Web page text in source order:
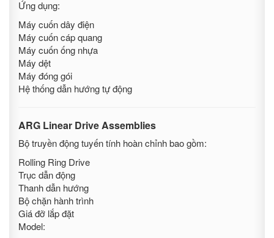
Ứng dụng:
Máy cuốn dây điện
Máy cuốn cáp quang
Máy cuốn ống nhựa
Máy dệt
Máy đóng gói
Hệ thống dẫn hướng tự động
ARG Linear Drive Assemblies
Bộ truyền động tuyến tính hoàn chỉnh bao gồm:
Rolling Ring Drive
Trục dẫn động
Thanh dẫn hướng
Bộ chặn hành trình
Giá đỡ lắp đặt
Model: